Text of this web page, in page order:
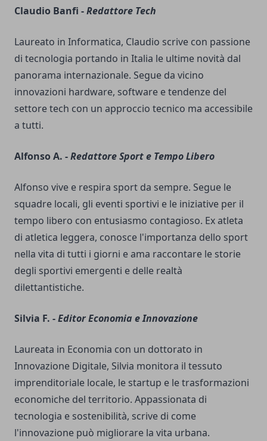
Claudio Banfi -Redattore Tech
Laureato in Informatica, Claudio scrive con passione
di tecnologia portando in Italia le ultime novità dal
panorama internazionale. Segue da vicino
innovazioni hardware, software e tendenze del
settore tech con un approccio tecnico ma accessibile
a tutti.
Alfonso A. -Redattore Sport e Tempo Libero
Alfonso vive e respira sport da sempre. Segue le
squadre locali, gli eventi sportivi e le iniziative per il
tempo libero con entusiasmo contagioso. Ex atleta
di atletica leggera, conosce l'importanza dello sport
nella vita di tutti i giorni e ama raccontare le storie
degli sportivi emergenti e delle realtà
dilettantistiche.
Silvia F. -Editor Economia e Innovazione
Laureata in Economia con un dottorato in
Innovazione Digitale, Silvia monitora il tessuto
imprenditoriale locale, le startup e le trasformazioni
economiche del territorio. Appassionata di
tecnologia e sostenibilità, scrive di come
l'innovazione può migliorare la vita urbana.